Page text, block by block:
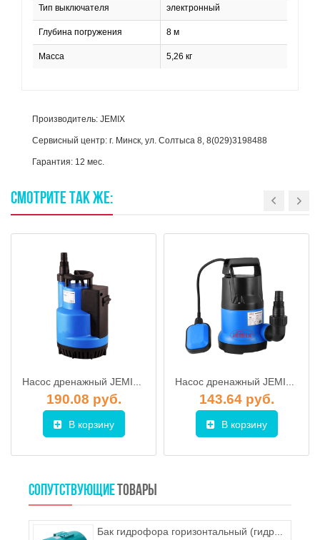
Тип выключателя электронный
Глубина погружения 8 м
Масса 5,26 кг
Производитель: JEMIX
Сервисный центр: г. Минск, ул. Солтыса 8, 8(029)3198488
Гарантия: 12 мес.
СМОТРИТЕ ТАКЖЕ:
Насос дренажный JEMIX FSCP-750
190.08 руб.
В корзину
Насос дренажный JEMIX GP-550
143.64 руб.
В корзину
СОПУТСТВУЮЩИЕ ТОВАРЫ
Бак гидрофора горизонтальный (гидроаккумулятор) на 80л Omnigena